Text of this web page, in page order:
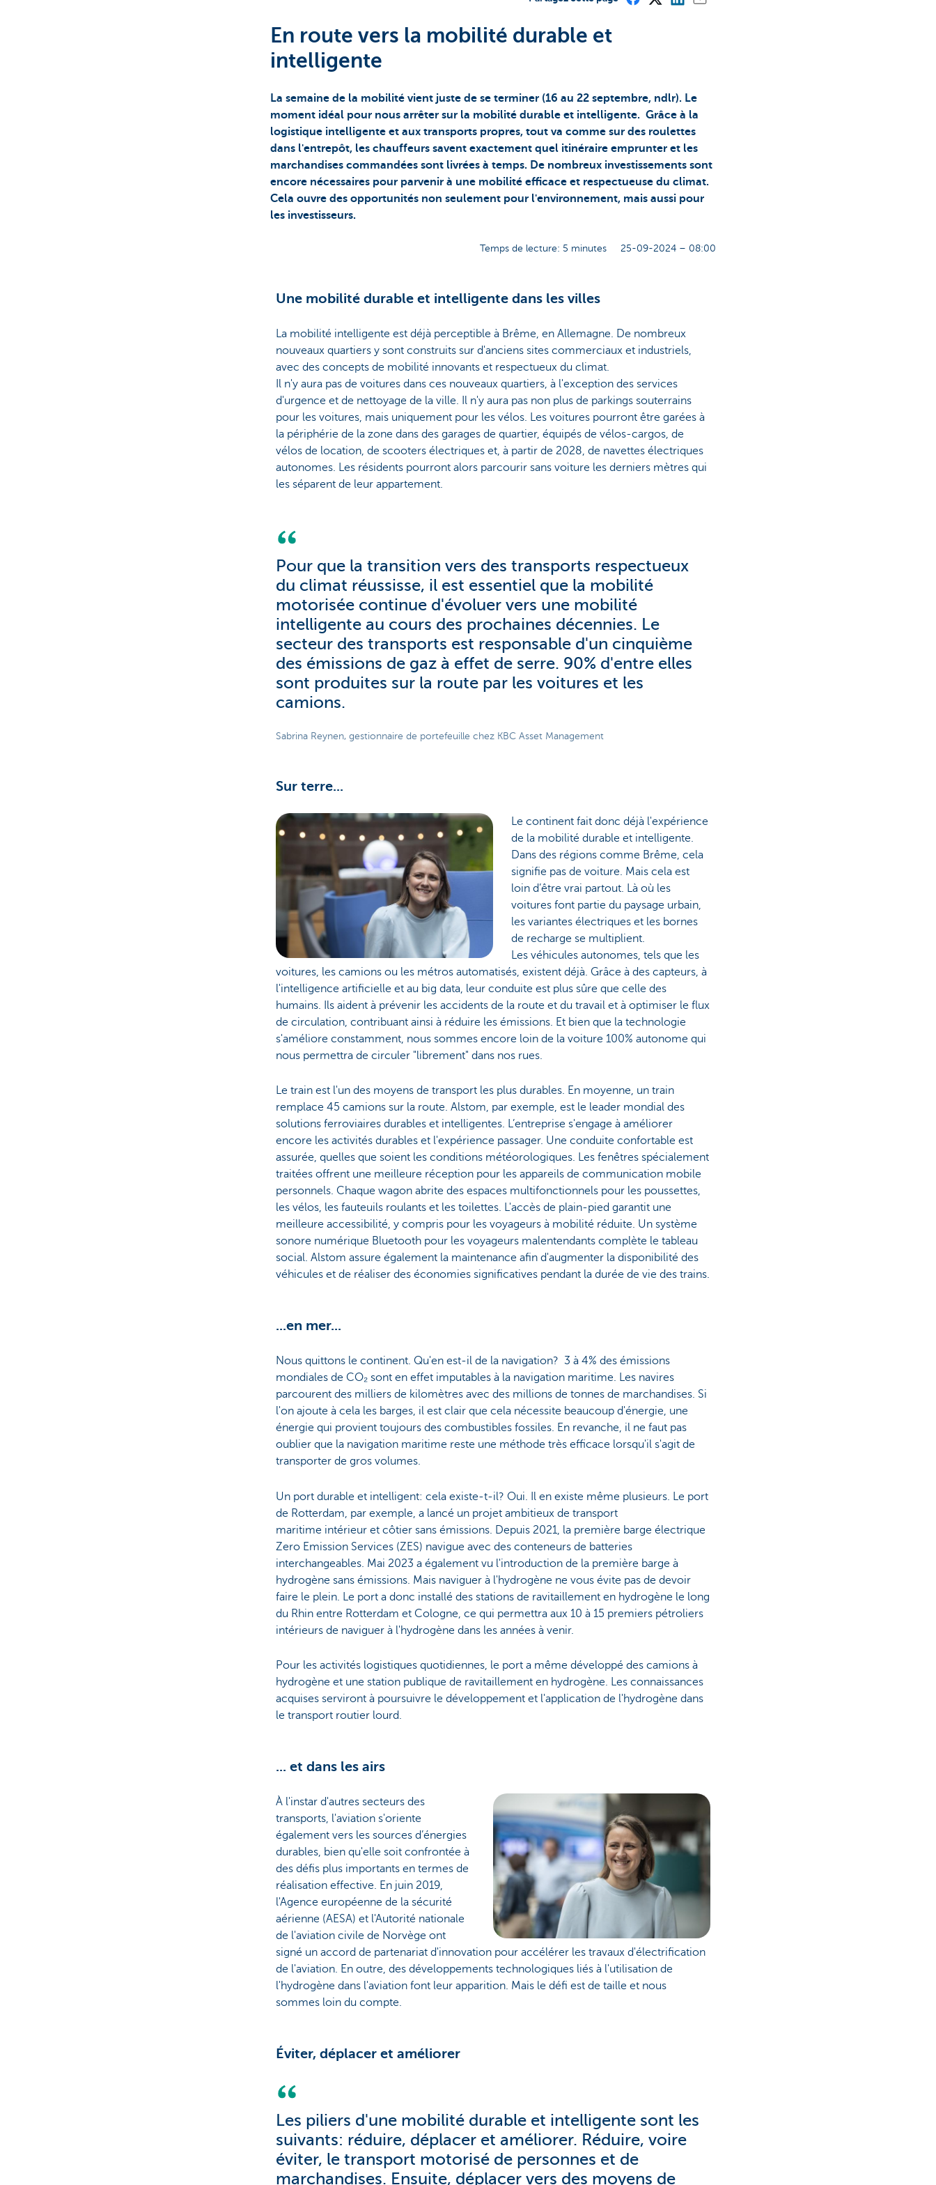
En route vers la mobilité durable et
intelligente
La semaine de la mobilité vient juste de se terminer (16 au 22 septembre, ndlr). Le
moment idéal pour nous arrêter sur la mobilité durable et intelligente. Grâce à la
logistique intelligente et aux transports propres, tout va comme sur des roulettes
dans l'entrepôt, les chauffeurs savent exactement quel itinéraire emprunter et les
marchandises commandées sont livrées à temps. De nombreux investissements sont
encore nécessaires pour parvenir à une mobilité efficace et respectueuse du climat.
Cela ouvre des opportunités non seulement pour l'environnement, mais aussi pour
les investisseurs.
Temps de lecture: 5 minutes 25-09-2024 – 08:00
Une mobilité durable et intelligente dans les villes
La mobilité intelligente est déjà perceptible à Brême, en Allemagne. De nombreux
nouveaux quartiers y sont construits sur d'anciens sites commerciaux et industriels,
avec des concepts de mobilité innovants et respectueux du climat.
Il n'y aura pas de voitures dans ces nouveaux quartiers, à l'exception des services
d'urgence et de nettoyage de la ville. Il n'y aura pas non plus de parkings souterrains
pour les voitures, mais uniquement pour les vélos. Les voitures pourront être garées à
la périphérie de la zone dans des garages de quartier, équipés de vélos-cargos, de
vélos de location, de scooters électriques et, à partir de 2028, de navettes électriques
autonomes. Les résidents pourront alors parcourir sans voiture les derniers mètres qui
les séparent de leur appartement.
Pour que la transition vers des transports respectueux
du climat réussisse, il est essentiel que la mobilité
motorisée continue d'évoluer vers une mobilité
intelligente au cours des prochaines décennies. Le
secteur des transports est responsable d'un cinquième
des émissions de gaz à effet de serre. 90% d'entre elles
sont produites sur la route par les voitures et les
camions.
Sabrina Reynen, gestionnaire de portefeuille chez KBC Asset Management
Sur terre...
Le continent fait donc déjà l'expérience
de la mobilité durable et intelligente.
Dans des régions comme Brême, cela
signifie pas de voiture. Mais cela est
loin d’être vrai partout. Là où les
voitures font partie du paysage urbain,
les variantes électriques et les bornes
de recharge se multiplient.
Les véhicules autonomes, tels que les
voitures, les camions ou les métros automatisés, existent déjà. Grâce à des capteurs, à
l'intelligence artificielle et au big data, leur conduite est plus sûre que celle des
humains. Ils aident à prévenir les accidents de la route et du travail et à optimiser le flux
de circulation, contribuant ainsi à réduire les émissions. Et bien que la technologie
s'améliore constamment, nous sommes encore loin de la voiture 100% autonome qui
nous permettra de circuler "librement" dans nos rues.
Le train est l'un des moyens de transport les plus durables. En moyenne, un train
remplace 45 camions sur la route. Alstom, par exemple, est le leader mondial des
solutions ferroviaires durables et intelligentes. L’entreprise s'engage à améliorer
encore les activités durables et l'expérience passager. Une conduite confortable est
assurée, quelles que soient les conditions météorologiques. Les fenêtres spécialement
traitées offrent une meilleure réception pour les appareils de communication mobile
personnels. Chaque wagon abrite des espaces multifonctionnels pour les poussettes,
les vélos, les fauteuils roulants et les toilettes. L'accès de plain-pied garantit une
meilleure accessibilité, y compris pour les voyageurs à mobilité réduite. Un système
sonore numérique Bluetooth pour les voyageurs malentendants complète le tableau
social. Alstom assure également la maintenance afin d'augmenter la disponibilité des
véhicules et de réaliser des économies significatives pendant la durée de vie des trains.
...en mer...
Nous quittons le continent. Qu'en est-il de la navigation? 3 à 4% des émissions
mondiales de CO₂ sont en effet imputables à la navigation maritime. Les navires
parcourent des milliers de kilomètres avec des millions de tonnes de marchandises. Si
l'on ajoute à cela les barges, il est clair que cela nécessite beaucoup d'énergie, une
énergie qui provient toujours des combustibles fossiles. En revanche, il ne faut pas
oublier que la navigation maritime reste une méthode très efficace lorsqu'il s'agit de
transporter de gros volumes.
Un port durable et intelligent: cela existe-t-il? Oui. Il en existe même plusieurs. Le port
de Rotterdam, par exemple, a lancé un projet ambitieux de transport
maritime intérieur et côtier sans émissions. Depuis 2021, la première barge électrique
Zero Emission Services (ZES) navigue avec des conteneurs de batteries
interchangeables. Mai 2023 a également vu l'introduction de la première barge à
hydrogène sans émissions. Mais naviguer à l'hydrogène ne vous évite pas de devoir
faire le plein. Le port a donc installé des stations de ravitaillement en hydrogène le long
du Rhin entre Rotterdam et Cologne, ce qui permettra aux 10 à 15 premiers pétroliers
intérieurs de naviguer à l'hydrogène dans les années à venir.
Pour les activités logistiques quotidiennes, le port a même développé des camions à
hydrogène et une station publique de ravitaillement en hydrogène. Les connaissances
acquises serviront à poursuivre le développement et l'application de l'hydrogène dans
le transport routier lourd.
... et dans les airs
À l'instar d'autres secteurs des
transports, l'aviation s'oriente
également vers les sources d’énergies
durables, bien qu'elle soit confrontée à
des défis plus importants en termes de
réalisation effective. En juin 2019,
l'Agence européenne de la sécurité
aérienne (AESA) et l'Autorité nationale
de l'aviation civile de Norvège ont
signé un accord de partenariat d'innovation pour accélérer les travaux d'électrification
de l'aviation. En outre, des développements technologiques liés à l'utilisation de
l'hydrogène dans l'aviation font leur apparition. Mais le défi est de taille et nous
sommes loin du compte.
Éviter, déplacer et améliorer
Les piliers d'une mobilité durable et intelligente sont les
suivants: réduire, déplacer et améliorer. Réduire, voire
éviter, le transport motorisé de personnes et de
marchandises. Ensuite, déplacer vers des moyens de